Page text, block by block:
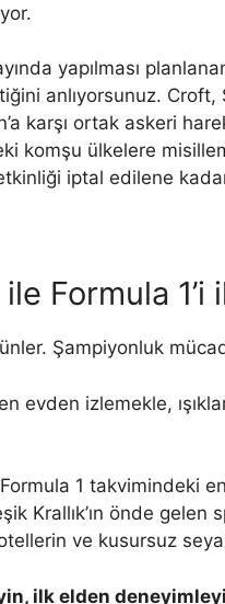
yapılması
anlıyorsunuz. Croft,
karşı ortak askeri
komşu ülkelere
iptal edilene
Formula
Şampiyonluk
evden izlemekle,
1 takvimindeki
Krallık’ın önde gelen
ve kusursuz
ilk elden